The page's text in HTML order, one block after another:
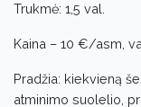
Trukmė: 1,5 val.
Kaina – 10 €/asm,
Pradžia: kiekvieną
atminimo suolelio,